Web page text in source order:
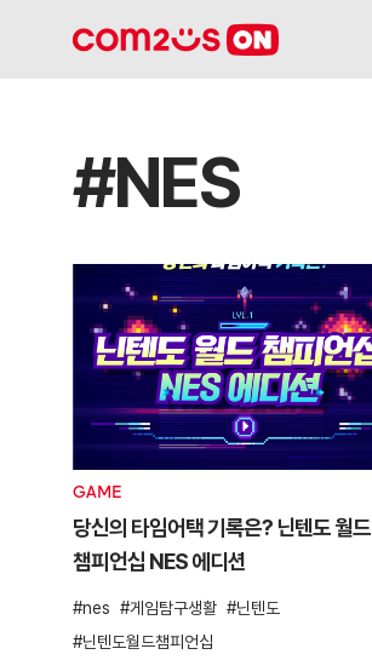
#NES
GAME
당신의 타임어택 기록은? 닌텐도 월드
챔피언십 NES 에디션
nes 게임탐구생활
닌텐도
닌텐도월드챔피언십